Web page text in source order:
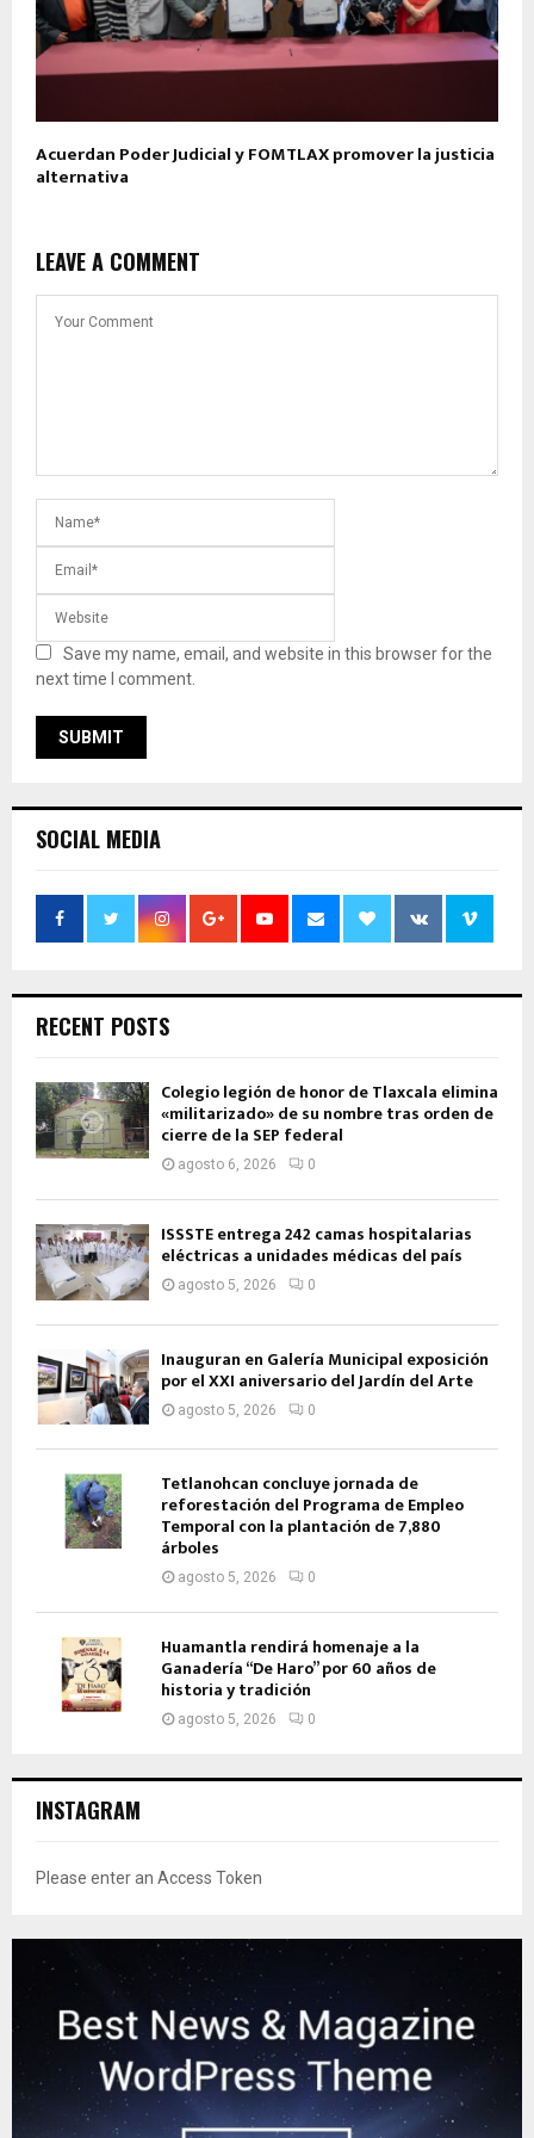
Acuerdan Poder Judicial y FOMTLAX promover la justicia
alternativa
LEAVE A COMMENT
Save my name, email, and website in this browser for the
next time I comment.
SOCIAL MEDIA
RECENT POSTS
Colegio legión de honor de Tlaxcala elimina
«militarizado» de su nombre tras orden de
cierre de la SEP federal
agosto 6, 2026 0
ISSSTE entrega 242 camas hospitalarias
eléctricas a unidades médicas del país
agosto 5, 2026 0
Inauguran en Galería Municipal exposición
por el XXI aniversario del Jardín del Arte
agosto 5, 2026 0
Tetlanohcan concluye jornada de
reforestación del Programa de Empleo
Temporal con la plantación de 7,880
árboles
agosto 5, 2026 0
Huamantla rendirá homenaje a la
Ganadería “De Haro” por 60 años de
historia y tradición
agosto 5, 2026 0
INSTAGRAM
Please enter an Access Token